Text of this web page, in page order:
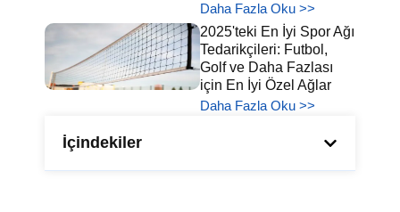
Daha Fazla Oku >>
2025'teki En İyi Spor Ağı
Tedarikçileri: Futbol,
Golf ve Daha Fazlası
için En İyi Özel Ağlar
Daha Fazla Oku >>
İçindekiler